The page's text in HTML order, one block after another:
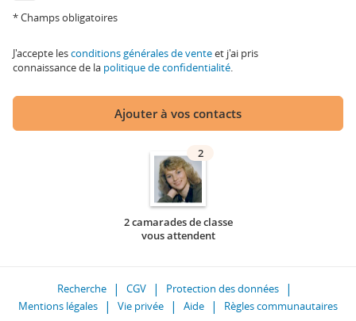
* Champs obligatoires
J'accepte lesconditions générales de venteet j'ai pris
connaissance de la politique de confidentialité.
Ajouter à vos contacts
2
2 camarades de classe
vous attendent
Recherche CGV
Protection des données
Mentions légales
Vie privée Aide Règles communautaires